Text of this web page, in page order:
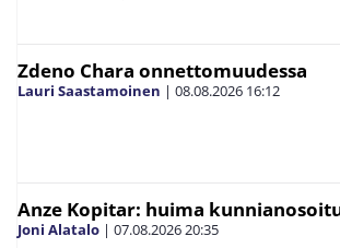
Zdeno Chara onnettomuudessa
Lauri Saastamoinen | 08.08.2026 16:12
Anze Kopitar: huima
Joni Alatalo | 07.08.202620:35